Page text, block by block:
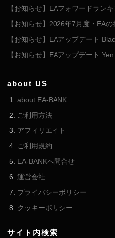
【お知らせ】EAフォワードラン
【お知らせ】2026年7月度・EA
【お知らせ】EAアップデート
【お知らせ】EAアップデート
about US
about EA-BANK
ご利用方法
アフィリエイト
ご利用規約
EA-BANKへ問合せ
運営会社
プライバシーポリシー
クッキーポリシー
サイト内検索